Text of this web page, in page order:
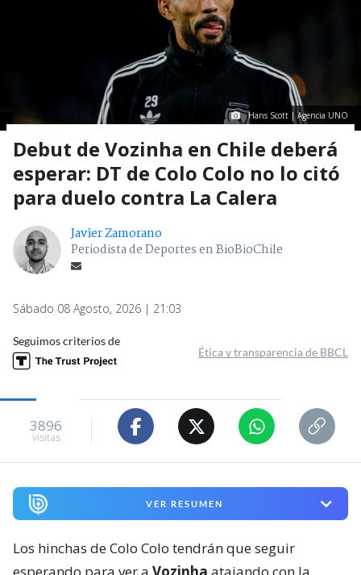
Hans Scott | Agencia UNO
Debut de Vozinha en Chile deberá
esperar: DT de Colo Colo no lo citó
para duelo contra La Calera
Javier Zamorano
Periodista de Deportes en BioBioChile
Sábado 08 Agosto, 2026 | 21:03
Seguimos criterios de
Ética y transparencia de BBCL
3896
visitas
VER RESUMEN
Los hinchas de Colo Colo tendrán que seguir